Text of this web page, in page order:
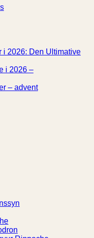
i 2026: Den Ultimative
i 2026 –
– advent